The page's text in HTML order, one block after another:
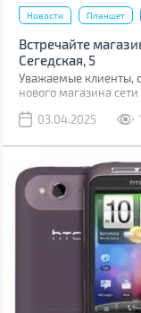
Новости Планшет
Встречайте
Сегедская, 5
Уважаемые клиенты,
нового магазина
03.04.2025